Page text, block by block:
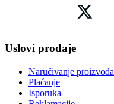
Uslovi prodaje
Naručivanje proizvoda
Plaćanje
Isporuka